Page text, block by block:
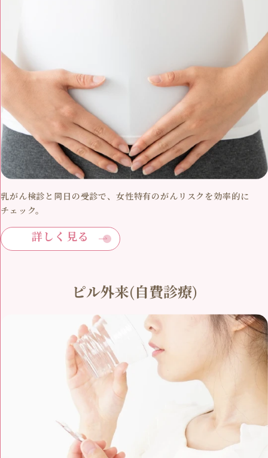
乳がん検診と同日の受診で、女性特有のがんリスクを効率的に
チェック。
詳しく見る
ピル外来(自費診療)